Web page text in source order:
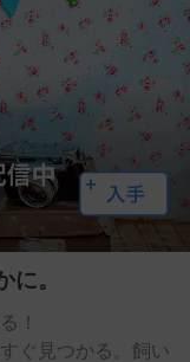
。
！
ぐ見つかる。飼い